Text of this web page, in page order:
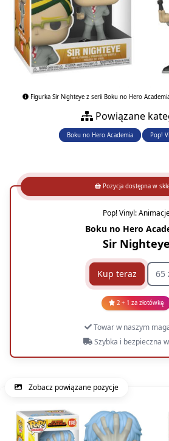
Figurka Sir Nighteye z serii Boku no Hero
Powiązane
Boku no Hero Academia Pop!
Pozycja dostępna w
Pop! Vinyl:
Boku no Hero
Sir Nighteye
Kup teraz 65
2 + 1 za złotówkę
Towar w naszym
Szybka i bezpieczna
Zobacz powiązane pozycje